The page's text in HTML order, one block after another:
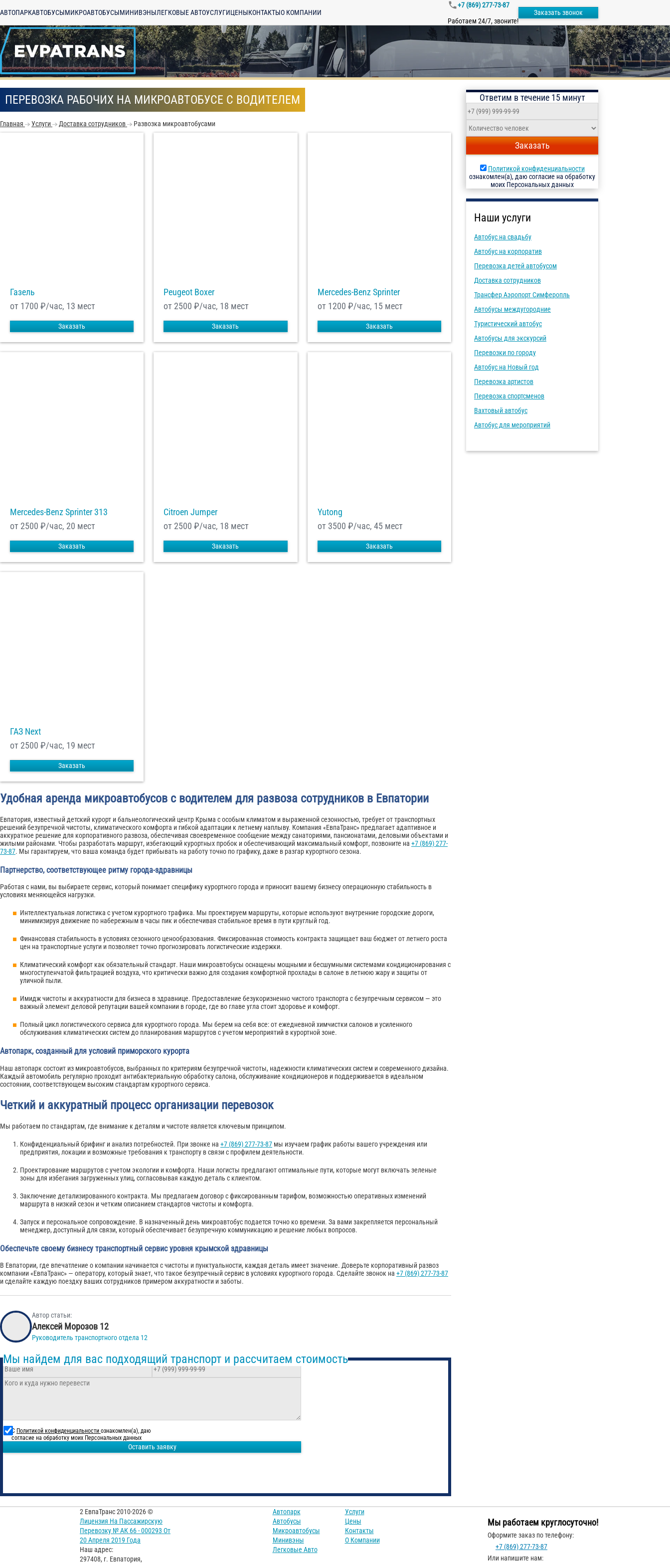
АВТОПАРКАВТОБУСЫМИКРОАВТОБУСЫМИНИВЭНЫЛЕГКОВЫЕ АВТОУСЛУГИЦЕНЫКОНТАКТЫО КОМПАНИИ
+7 (869) 277-73-87
Работаем 24/7, звоните!
Заказать звонок
ПЕРЕВОЗКА РАБОЧИХ НА МИКРОАВТОБУСЕ С ВОДИТЕЛЕМ
Главная Услуги Доставка сотрудников Развозка микроавтобусами
Газель
от 1700 ₽/час, 13 мест
Заказать
Peugeot Boxer
от 2500 ₽/час, 18 мест
Заказать
Mercedes-Benz Sprinter
от 1200 ₽/час, 15 мест
Заказать
Mercedes-Benz Sprinter 313
от 2500 ₽/час, 20 мест
Заказать
Citroen Jumper
от 2500 ₽/час, 18 мест
Заказать
Yutong
от 3500 ₽/час, 45 мест
Заказать
ГАЗ Next
от 2500 ₽/час, 19 мест
Заказать
Удобная аренда микроавтобусов с водителем для развоза сотрудников в Евпатории
Евпатория, известный детский курорт и бальнеологический центр Крыма с особым климатом и выраженной сезонностью, требует от транспортных
решений безупречной чистоты, климатического комфорта и гибкой адаптации к летнему наплыву. Компания «ЕвпаТранс» предлагает адаптивное и
аккуратное решение для корпоративного развоза, обеспечивая своевременное сообщение между санаториями, пансионатами, деловыми объектами и
жилыми районами. Чтобы разработать маршрут, избегающий курортных пробок и обеспечивающий максимальный комфорт, позвоните на +7 (869) 277-
73-87. Мы гарантируем, что ваша команда будет прибывать на работу точно по графику, даже в разгар курортного сезона.
Партнерство, соответствующее ритму города-здравницы
Работая с нами, вы выбираете сервис, который понимает специфику курортного города и приносит вашему бизнесу операционную стабильность в
условиях меняющейся нагрузки.
Интеллектуальная логистика с учетом курортного трафика. Мы проектируем маршруты, которые используют внутренние городские дороги,
минимизируя движение по набережным в часы пик и обеспечивая стабильное время в пути круглый год.
Финансовая стабильность в условиях сезонного ценообразования. Фиксированная стоимость контракта защищает ваш бюджет от летнего роста
цен на транспортные услуги и позволяет точно прогнозировать логистические издержки.
Климатический комфорт как обязательный стандарт. Наши микроавтобусы оснащены мощными и бесшумными системами кондиционирования с
многоступенчатой фильтрацией воздуха, что критически важно для создания комфортной прохлады в салоне в летнюю жару и защиты от
уличной пыли.
Имидж чистоты и аккуратности для бизнеса в здравнице. Предоставление безукоризненно чистого транспорта с безупречным сервисом — это
важный элемент деловой репутации вашей компании в городе, где во главе угла стоит здоровье и комфорт.
Полный цикл логистического сервиса для курортного города. Мы берем на себя все: от ежедневной химчистки салонов и усиленного
обслуживания климатических систем до планирования маршрутов с учетом мероприятий в курортной зоне.
Автопарк, созданный для условий приморского курорта
Наш автопарк состоит из микроавтобусов, выбранных по критериям безупречной чистоты, надежности климатических систем и современного дизайна.
Каждый автомобиль регулярно проходит антибактериальную обработку салона, обслуживание кондиционеров и поддерживается в идеальном
состоянии, соответствующем высоким стандартам курортного сервиса.
Четкий и аккуратный процесс организации перевозок
Мы работаем по стандартам, где внимание к деталям и чистоте является ключевым принципом.
Конфиденциальный брифинг и анализ потребностей. При звонке на +7 (869) 277-73-87 мы изучаем график работы вашего учреждения или
предприятия, локации и возможные требования к транспорту в связи с профилем деятельности.
Проектирование маршрутов с учетом экологии и комфорта. Наши логисты предлагают оптимальные пути, которые могут включать зеленые
зоны для избегания загруженных улиц, согласовывая каждую деталь с клиентом.
Заключение детализированного контракта. Мы предлагаем договор с фиксированным тарифом, возможностью оперативных изменений
маршрута в низкий сезон и четким описанием стандартов чистоты и комфорта.
Запуск и персональное сопровождение. В назначенный день микроавтобус подается точно ко времени. За вами закрепляется персональный
менеджер, доступный для связи, который обеспечивает безупречную коммуникацию и решение любых вопросов.
Обеспечьте своему бизнесу транспортный сервис уровня крымской здравницы
В Евпатории, где впечатление о компании начинается с чистоты и пунктуальности, каждая деталь имеет значение. Доверьте корпоративный развоз
компании «ЕвпаТранс» — оператору, который знает, что такое безупречный сервис в условиях курортного города. Сделайте звонок на +7 (869) 277-73-87
и сделайте каждую поездку ваших сотрудников примером аккуратности и заботы.
Автор статьи:
Алексей Морозов 12
Руководитель транспортного отдела 12
Ответим в течение 15 минут
Заказать
Политикой конфиденциальности
ознакомлен(а), даю согласие на обработку
моих Персональных данных
Наши услуги
Автобус на свадьбу
Автобус на корпоратив
Перевозка детей автобусом
Доставка сотрудников
Трансфер Аэропорт Симферопль
Автобусы междугородние
Туристический автобус
Автобусы для экскурсий
Перевозки по городу
Автобус на Новый год
Перевозка артистов
Перевозка спортсменов
Вахтовый автобус
Автобус для мероприятий
Мы найдем для вас подходящий транспорт и рассчитаем стоимость
С Политикой конфиденциальности ознакомлен(а), даю
согласие на обработку моих Персональных данных
Оставить заявку
2 ЕвпаТранс 2010-2026 ©
Лицензия На Пассажирскую
Перевозку № АК 66 - 000293 От
20 Апреля 2019 Года
Наш адрес:
297408, г. Евпатория,
Автопарк
Автобусы
Микроавтобусы
Минивэны
Легковые Авто
Услуги
Цены
Контакты
О Компании
Мы работаем круглосуточно!
Оформите заказ по телефону:
+7 (869) 277-73-87
Или напишите нам: